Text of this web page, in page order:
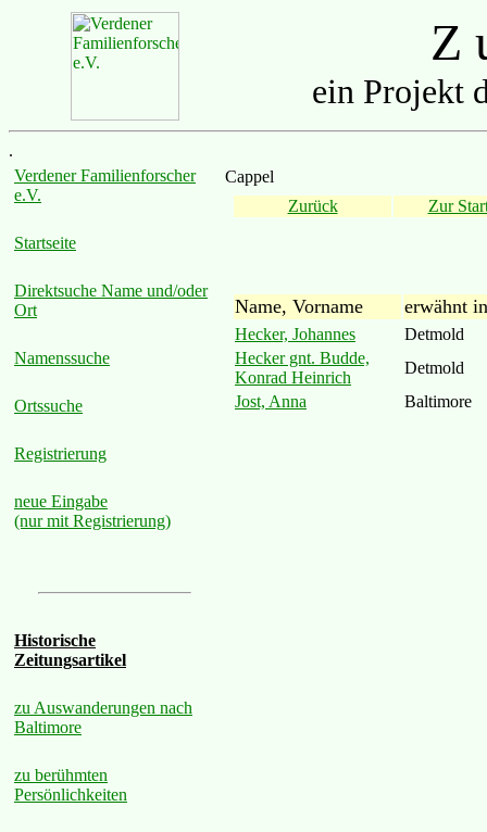
Z
ein Projekt
.
Verdener Familienforscher
e.V.
Startseite
Direktsuche Name und/oder
Ort
Namenssuche
Ortssuche
Registrierung
neue Eingabe
(nur mit Registrierung)
Historische
Zeitungsartikel
zu Auswanderungen nach
Baltimore
zu berühmten
Persönlichkeiten
Cappel
Zurück
Zur
Name, Vorname erwähnt in
Hecker, Johannes
Detmold
Hecker gnt. Budde,
Konrad Heinrich
Detmold
Jost, Anna
Baltimore